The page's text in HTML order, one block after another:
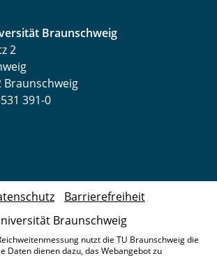
Braunschweig
2
Braunschweig
391-0
Braunschweig
Barrierefreiheit
nutzt die TU Braunschweig die
Daten dienen dazu, das Webangebot zu